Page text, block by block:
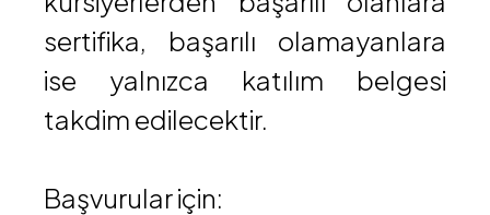
sertifika, başarılı olamayanlara
ise yalnızca katılım belgesi
takdim edilecektir.
Başvurular için: